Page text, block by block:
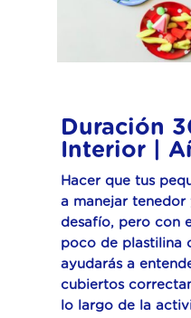
Duración
Interior |
Hacer que tus
a manejar tenedor
desafío, pero con
poco de plastilina
ayudarás a
cubiertos
lo largo de la